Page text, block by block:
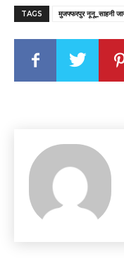
TAGS मुजफ्फरपुर नूनू_साहनी